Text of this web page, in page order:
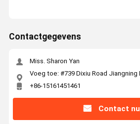
Contactgegevens
Miss. Sharon Yan
Voeg toe: #739 Dixiu Road Jiangning
+86-15161451461
Contact nu